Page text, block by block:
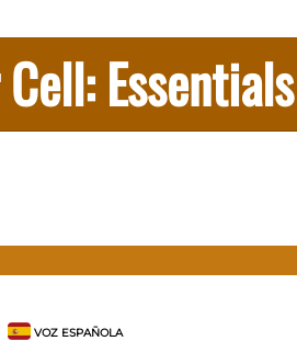
Essentials
VOZ ESPAÑOLA